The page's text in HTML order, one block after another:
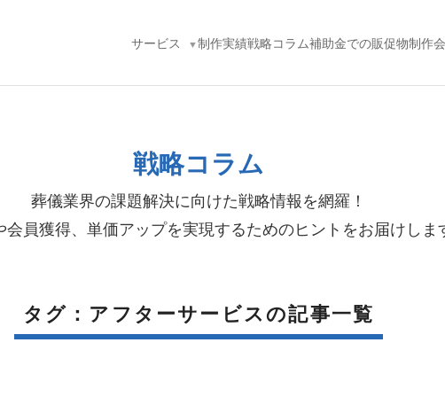
サービス 制作実績戦略コラム補助金での販促物制作
戦略コラム
葬儀業界の課題解決に向けた戦略情報を網羅！
会員獲得、単価アップを実現するためのヒントをお届けしま
タグ：アフターサービスの記事一覧